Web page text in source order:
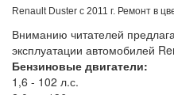
Renault Duster с 2011 г. Ремонт в
Вниманию читателей
эксплуатации автомобилей
Бензиновые двигатели:
1,6 - 102 л.с.